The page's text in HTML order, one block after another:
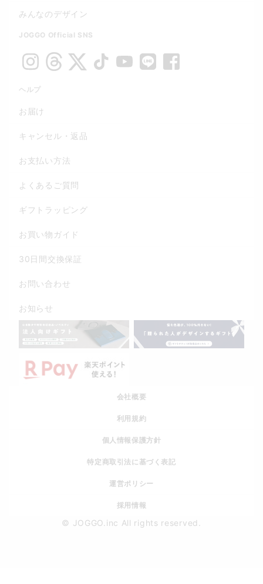
みんなのデザイン
JOGGO Official SNS
ヘルプ
お届け
キャンセル・返品
お支払い方法
よくあるご質問
ギフトラッピング
お買い物ガイド
30日間交換保証
お問い合わせ
お知らせ
会社概要
利用規約
個人情報保護方針
特定商取引法に基づく表記
運営ポリシー
採用情報
© JOGGO.inc All rights reserved.